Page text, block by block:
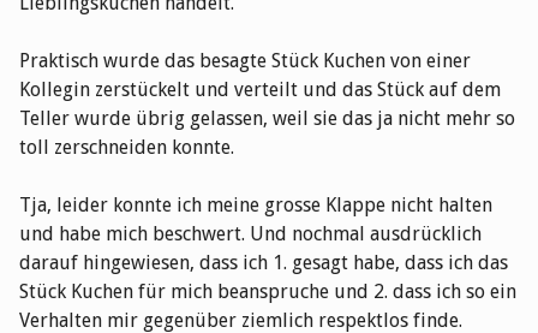
Praktisch wurde das besagte Stück Kuchen von einer
Kollegin zerstückelt und verteilt und das Stück auf dem
Teller wurde übrig gelassen, weil sie das ja nicht mehr so
toll zerschneiden konnte.
Tja, leider konnte ich meine grosse Klappe nicht halten
und habe mich beschwert. Und nochmal ausdrücklich
darauf hingewiesen, dass ich 1. gesagt habe, dass ich das
Stück Kuchen für mich beanspruche und 2. dass ich so ein
Verhalten mir gegenüber ziemlich respektlos finde.